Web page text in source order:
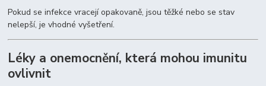
Pokud se infekce vracejí opakovaně, jsou těžké nebo se stav
nelepší, je vhodné vyšetření.
Léky a onemocnění, která mohou imunitu
ovlivnit